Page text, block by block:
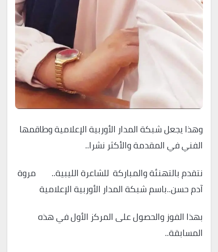
وهذا يجعل شبكة المدار الأوربية الإعلامية وطاقمها
الفني في المقدمة والأكثر نشرا..
نتقدم بالتهنئة والمباركة للشاعرة الليبية.. مروة
آدم حسن..باسم شبكة المدار الأوربية الإعلامية
بهذا الفوز والحصول على المركز الأول في هذه
المسابقة..